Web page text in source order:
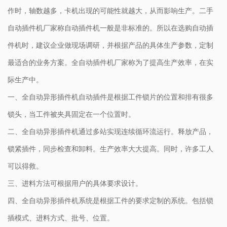
作时，轴数越多，卡机出现的可能性就越大，从而影响生产。二手
自动插件机厂家称自动插件机一般是非标准的。所以在选购自动插
件机时，建议企业做现场调研，并根据产品的具体生产参数，定制
最适合的业务方案。全自动插件机厂家称为了提高生产效率，在实
际生产中。
一、全自动异形插件机自动插件是根据工件锁片的位置和排有很多
锁头，当工件被夹具固定在一个位置时。
二、全自动异形插件机通过多站实现连续循环流运行。释放产品，
锁紧插件，同步检查和卸料。生产效率大大提高。同时，许多工人
可以得救。
三、进料方法可根据用户的具体要求设计。
四、全自动异形插件机系统是根据工件的要求定制的系统。包括锁
插模式、进料方式、批号、位置。